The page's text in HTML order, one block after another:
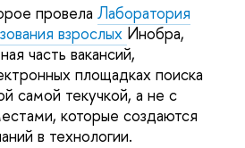
провела Лаборатория
взрослых Инобра,
часть вакансий,
площадках поиска
самой текучкой, а не с
которые создаются
в технологии.